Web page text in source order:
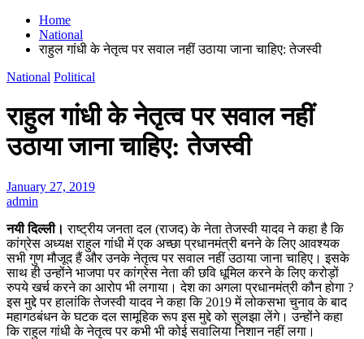
Home
National
राहुल गांधी के नेतृत्व पर सवाल नहीं उठाया जाना चाहिए: तेजस्वी
National Political
राहुल गांधी के नेतृत्व पर सवाल नहीं
उठाया जाना चाहिए: तेजस्वी
January 27, 2019
admin
नयी दिल्ली। राष्ट्रीय जनता दल (राजद) के नेता तेजस्वी यादव ने कहा है कि
कांग्रेस अध्यक्ष राहुल गांधी में एक अच्छा प्रधानमंत्री बनने के लिए आवश्यक
सभी गुण मौजूद हैं और उनके नेतृत्व पर सवाल नहीं उठाया जाना चाहिए। इसके
साथ ही उन्होंने भाजपा पर कांग्रेस नेता की छवि धूमिल करने के लिए करोड़ों
रुपये खर्च करने का आरोप भी लगाया। देश का अगला प्रधानमंत्री कौन होगा ?
इस मुद्दे पर हालांकि तेजस्वी यादव ने कहा कि 2019 में लोकसभा चुनाव के बाद
महागठबंधन के घटक दल सामूहिक रूप इस मुद्दे को सुलझा लेंगे। उन्होंने कहा
कि राहुल गांधी के नेतृत्व पर कभी भी कोई सवालिया निशान नहीं लगा।